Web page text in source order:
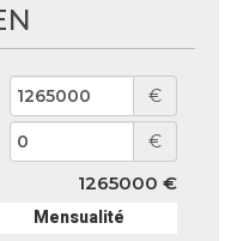
€
€
1265000 €
Mensualité